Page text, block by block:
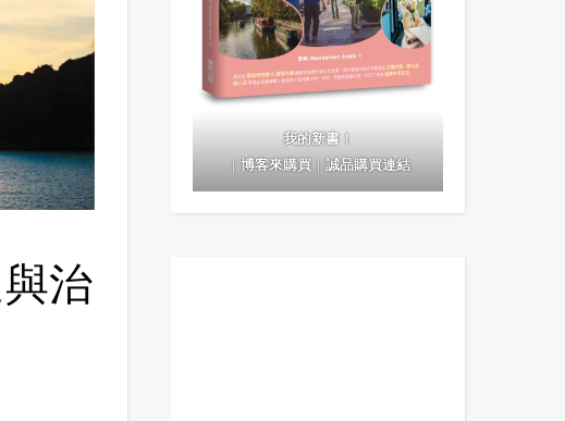
治
我的新書！
｜博客來購買｜誠品購買連結